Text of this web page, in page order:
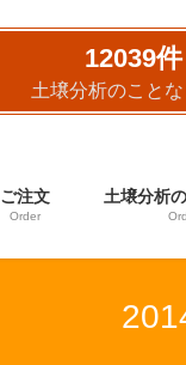
12039件
土壌分析のこと
ご注文
Order
土壌分析